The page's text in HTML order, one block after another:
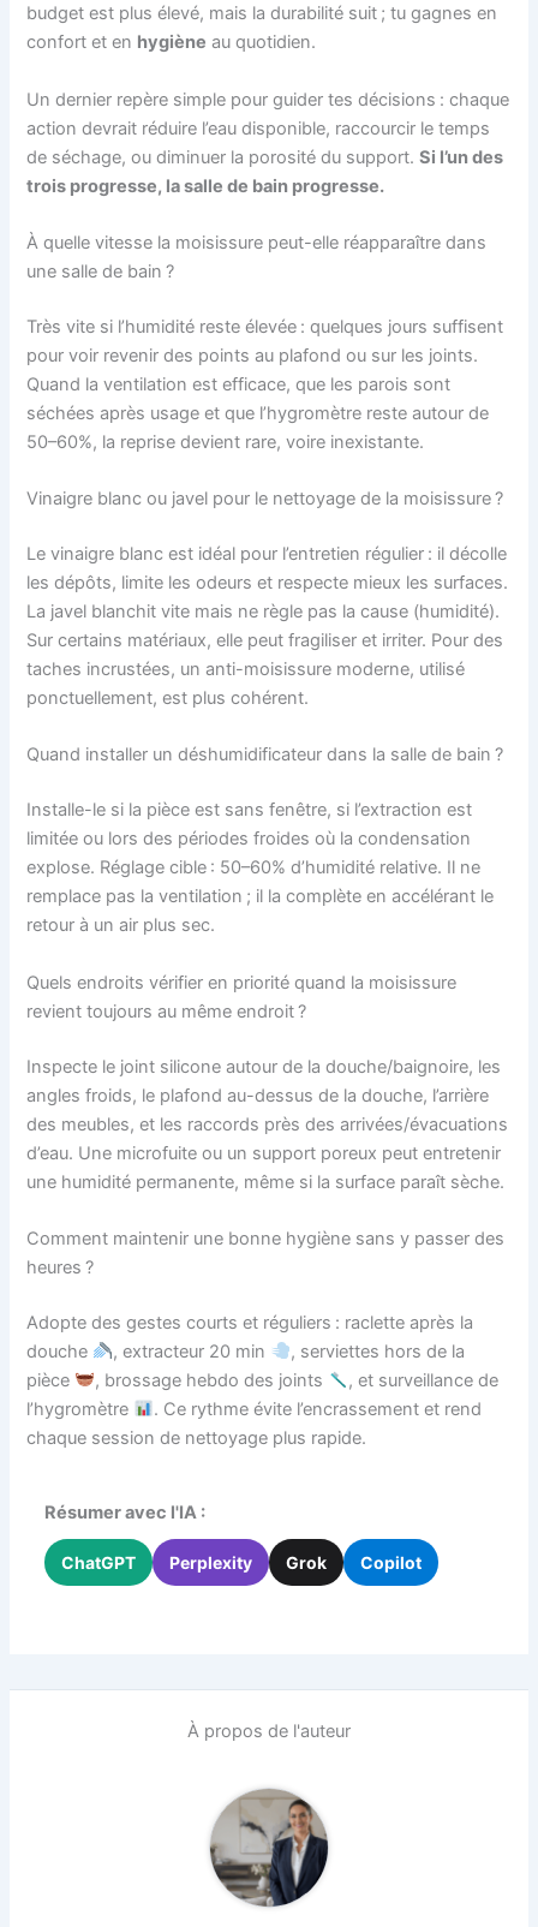
budget est plus élevé, mais la durabilité suit ; tu gagnes en
confort et en hygiène au quotidien.
Un dernier repère simple pour guider tes décisions : chaque
action devrait réduire l’eau disponible, raccourcir le temps
de séchage, ou diminuer la porosité du support.Si l’un des
trois progresse, la salle de bain progresse.
À quelle vitesse la moisissure peut-elle réapparaître dans
une salle de bain ?
Très vite si l’humidité reste élevée : quelques jours suffisent
pour voir revenir des points au plafond ou sur les joints.
Quand la ventilation est efficace, que les parois sont
séchées après usage et que l’hygromètre reste autour de
50–60%, la reprise devient rare, voire inexistante.
Vinaigre blanc ou javel pour le nettoyage de la moisissure ?
Le vinaigre blanc est idéal pour l’entretien régulier : il décolle
les dépôts, limite les odeurs et respecte mieux les surfaces.
La javel blanchit vite mais ne règle pas la cause (humidité).
Sur certains matériaux, elle peut fragiliser et irriter. Pour des
taches incrustées, un anti-moisissure moderne, utilisé
ponctuellement, est plus cohérent.
Quand installer un déshumidificateur dans la salle de bain ?
Installe-le si la pièce est sans fenêtre, si l’extraction est
limitée ou lors des périodes froides où la condensation
explose. Réglage cible : 50–60% d’humidité relative. Il ne
remplace pas la ventilation ; il la complète en accélérant le
retour à un air plus sec.
Quels endroits vérifier en priorité quand la moisissure
revient toujours au même endroit ?
Inspecte le joint silicone autour de la douche/baignoire, les
angles froids, le plafond au-dessus de la douche, l’arrière
des meubles, et les raccords près des arrivées/évacuations
d’eau. Une microfuite ou un support poreux peut entretenir
une humidité permanente, même si la surface paraît sèche.
Comment maintenir une bonne hygiène sans y passer des
heures ?
Adopte des gestes courts et réguliers : raclette après la
douche
, extracteur 20 min
, serviettes hors de la
pièce
, brossage hebdo des joints
, et surveillance de
l’hygromètre
. Ce rythme évite l’encrassement et rend
chaque session de nettoyage plus rapide.
Résumer avec l'IA :
ChatGPT Perplexity Grok Copilot
À propos de l'auteur